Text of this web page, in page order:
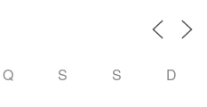
Q S S D